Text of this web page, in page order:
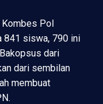
Kombes Pol
841 siswa, 790 ini
dari
dari sembilan
membuat